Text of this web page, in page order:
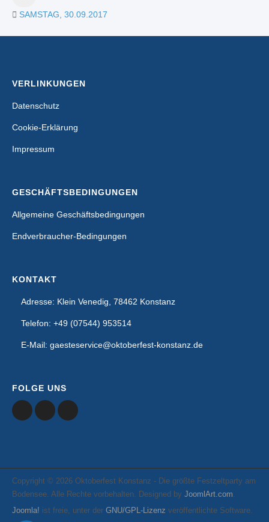
SAMSTAG, 30.09.2017
VERLINKUNGEN
Datenschutz
Cookie-Erklärung
Impressum
GESCHÄFTSBEDINGUNGEN
Allgemeine Geschäftsbedingungen
Endverbraucher-Bedingungen
KONTAKT
Adresse: Klein Venedig, 78462 Konstanz
Telefon: +49 (07544) 953514
E-Mail: gaesteservice@oktoberfest-konstanz.de
FOLGE UNS
Copyright © 2026 Oktoberfest Konstanz - Die größte Festzeltparty am
Bodensee. Alle Rechte vorbehalten. Designed by JoomlArt.com.
Joomla! ist freie, unter der GNU/GPL-Lizenz veröffentlichte Software.